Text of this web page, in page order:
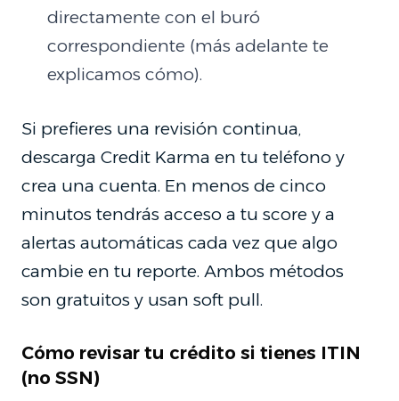
directamente con el buró
correspondiente (más adelante te
explicamos cómo).
Si prefieres una revisión continua,
descarga Credit Karma en tu teléfono y
crea una cuenta. En menos de cinco
minutos tendrás acceso a tu score y a
alertas automáticas cada vez que algo
cambie en tu reporte. Ambos métodos
son gratuitos y usan soft pull.
Cómo revisar tu crédito si tienes ITIN
(no SSN)